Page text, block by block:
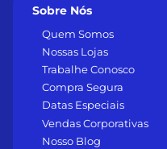
Sobre Nós
Quem Somos
Nossas Lojas
Trabalhe Conosco
Compra Segura
Datas Especiais
Vendas Corporativas
Nosso Blog